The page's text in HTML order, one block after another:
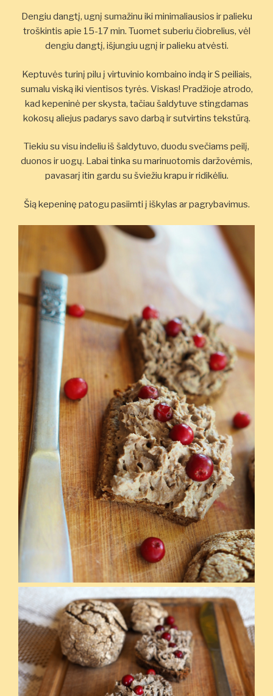
Dengiu dangtį, ugnį sumažinu iki minimaliausios ir palieku
troškintis apie 15-17 min. Tuomet suberiu čiobrelius, vėl
dengiu dangtį, išjungiu ugnį ir palieku atvėsti.
Keptuvės turinį pilu į virtuvinio kombaino indą ir S peiliais,
sumalu viską iki vientisos tyrės. Viskas! Pradžioje atrodo,
kad kepeninė per skysta, tačiau šaldytuve stingdamas
kokosų aliejus padarys savo darbą ir sutvirtins tekstūrą.
Tiekiu su visu indeliu iš šaldytuvo, duodu svečiams peilį,
duonos ir uogų. Labai tinka su marinuotomis daržovėmis,
pavasarį itin gardu su šviežiu krapu ir ridikėliu.
Šią kepeninę patogu pasiimti į iškylas ar pagrybavimus.